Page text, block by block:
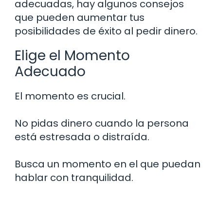
adecuadas, hay algunos consejos
que pueden aumentar tus
posibilidades de éxito al pedir dinero.
Elige el Momento
Adecuado
El momento es crucial.
No pidas dinero cuando la persona
está estresada o distraída.
Busca un momento en el que puedan
hablar con tranquilidad.